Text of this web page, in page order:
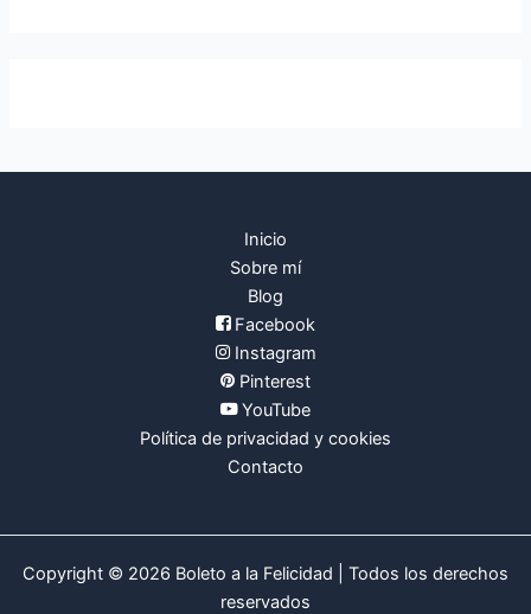
Inicio
Sobre mí
Blog
Facebook
Instagram
Pinterest
YouTube
Política de privacidad y cookies
Contacto
Copyright © 2026 Boleto a la Felicidad | Todos los derechos
reservados